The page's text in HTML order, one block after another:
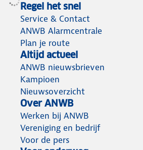
Regel het snel
Service & Contact
ANWB Alarmcentrale
Plan je route
Altijd actueel
ANWB nieuwsbrieven
Kampioen
Nieuwsoverzicht
Over ANWB
Werken bij ANWB
Vereniging en bedrijf
Voor de pers